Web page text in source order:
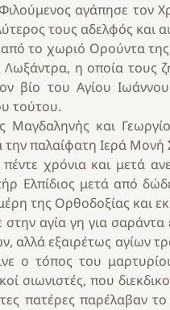
αγάπησε τον
τους αδελφός και
το χωριό Ορούντα
Λωξάντρα, η οποία τους
βίο του Αγίου
τούτου.
Μαγδαληνής και
την παλαίφατη Ιερά
πέντε χρόνια και
Ελπίδιος μετά από
της Ορθοδοξίας και
στην αγία γη για
αλλά εξαιρέτως αγίων
ο τόπος του
σιωνιστές, που
πατέρες παρέλαβαν